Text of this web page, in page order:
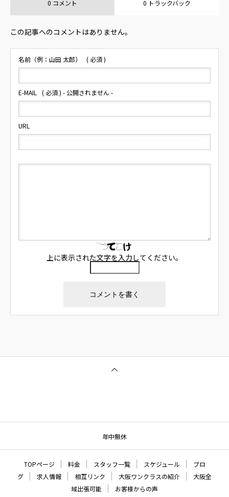
0 コメント 0 トラックバック
この記事へのコメントはありません。
名前（例：山田 太郎） ( 必須 )
E-MAIL ( 必須 ) - 公開されません -
URL
上に表示された文字を入力してください。
年中無休
TOPページ 料金 スタッフ一覧 スケジュール
ブロ
グ
求人情報 相互リンク 大阪ワンクラスの紹介
大阪全
域出張可能
お客様からの声